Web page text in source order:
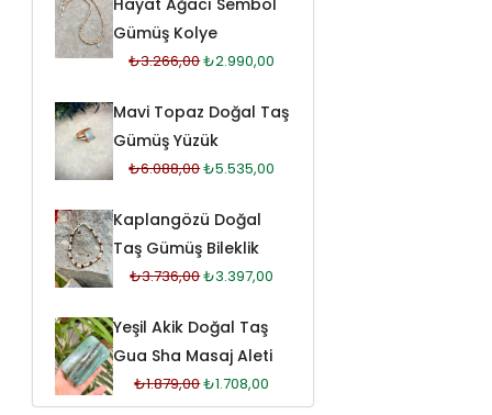
Hayat Ağacı Sembol
Gümüş Kolye
₺3.266,00₺2.990,00
Mavi Topaz Doğal Taş
Gümüş Yüzük
₺6.088,00₺5.535,00
Kaplangözü Doğal
Taş Gümüş Bileklik
₺3.736,00₺3.397,00
Yeşil Akik Doğal Taş
Gua Sha Masaj Aleti
₺1.879,00₺1.708,00